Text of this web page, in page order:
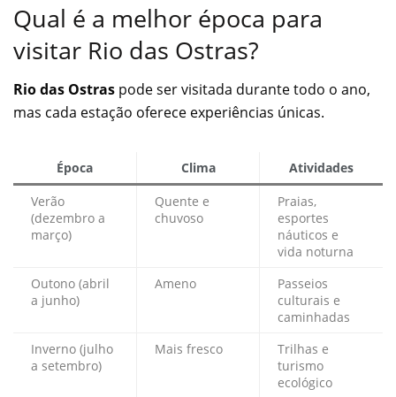
Qual é a melhor época para
visitar Rio das Ostras?
Rio das Ostras pode ser visitada durante todo o ano,
mas cada estação oferece experiências únicas.
Época Clima
Atividades
Verão
(dezembro a
março)
Quente e
chuvoso
Praias,
esportes
náuticos e
vida noturna
Outono (abril
a junho)
Ameno
Passeios
culturais e
caminhadas
Inverno (julho
a setembro)
Mais fresco
Trilhas e
turismo
ecológico